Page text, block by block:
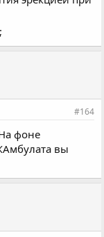
#164
фоне
вы